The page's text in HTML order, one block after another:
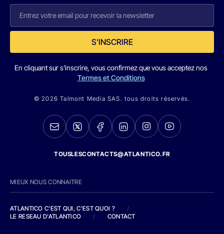
S'INSCRIRE
En cliquant sur s'inscrire, vous confirmez que vous acceptez nos
Termes et Conditions
© 2026 Talmont Media SAS. tous droits réservés.
TOUSLESCONTACTS@ATLANTICO.FR
MIEUX NOUS CONNAITRE
ATLANTICO C'EST QUI, C'EST QUOI ?
/
LE RESEAU D'ATLANTICO
/ CONTACT